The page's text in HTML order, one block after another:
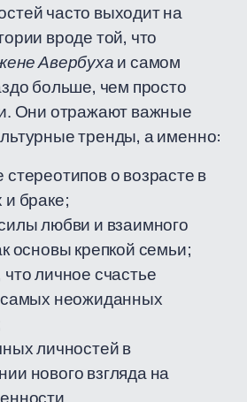
часто выходит на
вроде той, что
Авербухаи самом
больше, чем просто
Они отражают важные
тренды, а именно:
о возрасте в
браке;
любви и взаимного
основы крепкой семьи;
личное счастье
неожиданных
личностей в
нового взгляда на